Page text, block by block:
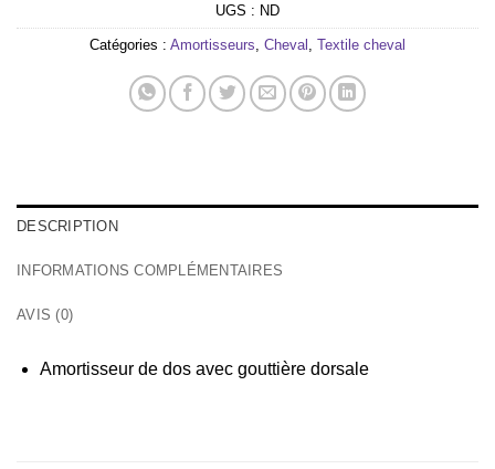
UGS : ND
Catégories : Amortisseurs Cheval Textile cheval
DESCRIPTION
INFORMATIONS COMPLÉMENTAIRES
AVIS (0)
Amortisseur de dos avec gouttière dorsale